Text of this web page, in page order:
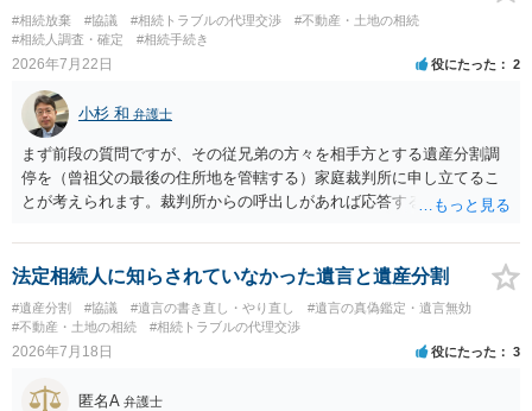
#相続放棄 #協議 #相続トラブルの代理交渉
#不動産・土地の相続
#相続人調査・確定
#相続手続き
2026年7月22日 役にたった 2
小杉 和 弁護士
まず前段の質問ですが、その従兄弟の方々を相手方とする遺産分割調
停を（曾祖父の最後の住所地を管轄する）家庭裁判所に申し立てるこ
とが考えられます。裁判所からの呼出しがあれば応答する可能性がま
能と思われます。時間が思った以上にないので必要書類をてきぱきと
揃える必要があります。その点是非御注意ください。
法定相続人に知らされていなかった遺言と遺産分割
#遺産分割 #協議 #遺言の書き直し・やり直し
#遺言の真偽鑑定・遺言無効
#不動産・土地の相続
#相続トラブルの代理交渉
2026年7月18日 役にたった 3
匿名A 弁護士